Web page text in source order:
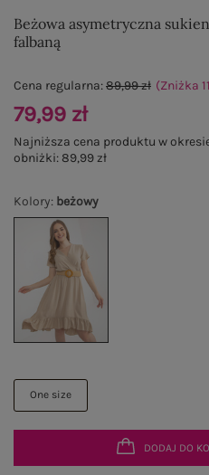
Beżowa asymetryczna
falbaną
Kolory: beżowy
One size
Cena regularna:89,99 zł (Zniżka 11
79,99 zł
Najniższa cena produktu w
obniżki: 89,99 zł
DODAJ DO